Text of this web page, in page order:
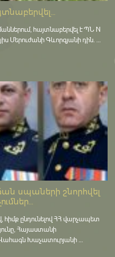
հայտնաբերվել է ՊՆ N
Մերուժանի Գևորգյանի դին. ...
սպաների շնորհվել
ընդունելով ՀՀ վարչապետ
Հայաստանի
Խաչատուրյանի ...